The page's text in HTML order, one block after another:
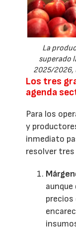
La
superado
2025/2026,
Los tres
agenda
Para los
y
inmediato
resolver
precios